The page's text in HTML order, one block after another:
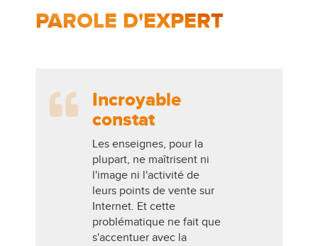
PAROLE D'EXPERT
Incroyable
constat
Les enseignes, pour la
plupart, ne maîtrisent ni
l'image ni l'activité de
leurs points de vente sur
Internet. Et cette
problématique ne fait que
s'accentuer avec la